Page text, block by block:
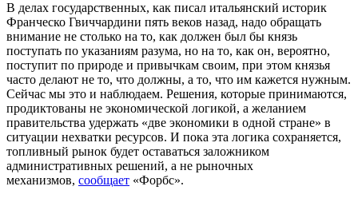
В делах государственных, как писал итальянский историк
Франческо Гвиччардини пять веков назад, надо обращать
внимание не столько на то, как должен был бы князь
поступать по указаниям разума, но на то, как он, вероятно,
поступит по природе и привычкам своим, при этом князья
часто делают не то, что должны, а то, что им кажется нужным.
Сейчас мы это и наблюдаем. Решения, которые принимаются,
продиктованы не экономической логикой, а желанием
правительства удержать «две экономики в одной стране» в
ситуации нехватки ресурсов. И пока эта логика сохраняется,
топливный рынок будет оставаться заложником
административных решений, а не рыночных
механизмов, сообщает «Форбс».